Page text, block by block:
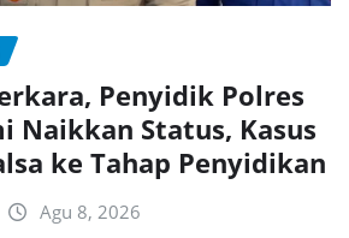
Penyidik Polres
Naikkan Status, Kasus
ke Tahap Penyidikan
Agu 8, 2026